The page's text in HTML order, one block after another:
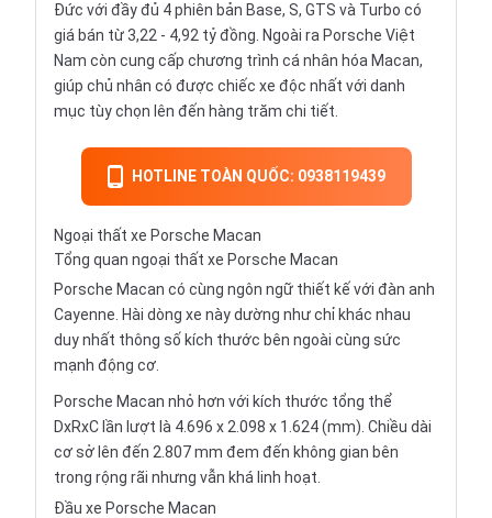
Đức với đầy đủ 4 phiên bản Base, S, GTS và Turbo có
giá bán từ 3,22 - 4,92 tỷ đồng. Ngoài ra Porsche Việt
Nam còn cung cấp chương trình cá nhân hóa Macan,
giúp chủ nhân có được chiếc xe độc nhất với danh
mục tùy chọn lên đến hàng trăm chi tiết.
HOTLINE TOÀN QUỐC: 0938119439
Ngoại thất xe Porsche Macan
Tổng quan ngoại thất xe Porsche Macan
Porsche Macan có cùng ngôn ngữ thiết kế với đàn anh
Cayenne. Hài dòng xe này dường như chỉ khác nhau
duy nhất thông số kích thước bên ngoài cùng sức
mạnh động cơ.
Porsche Macan nhỏ hơn với kích thước tổng thể
DxRxC lần lượt là 4.696 x 2.098 x 1.624 (mm). Chiều dài
cơ sở lên đến 2.807 mm đem đến không gian bên
trong rộng rãi nhưng vẫn khá linh hoạt.
Đầu xe Porsche Macan